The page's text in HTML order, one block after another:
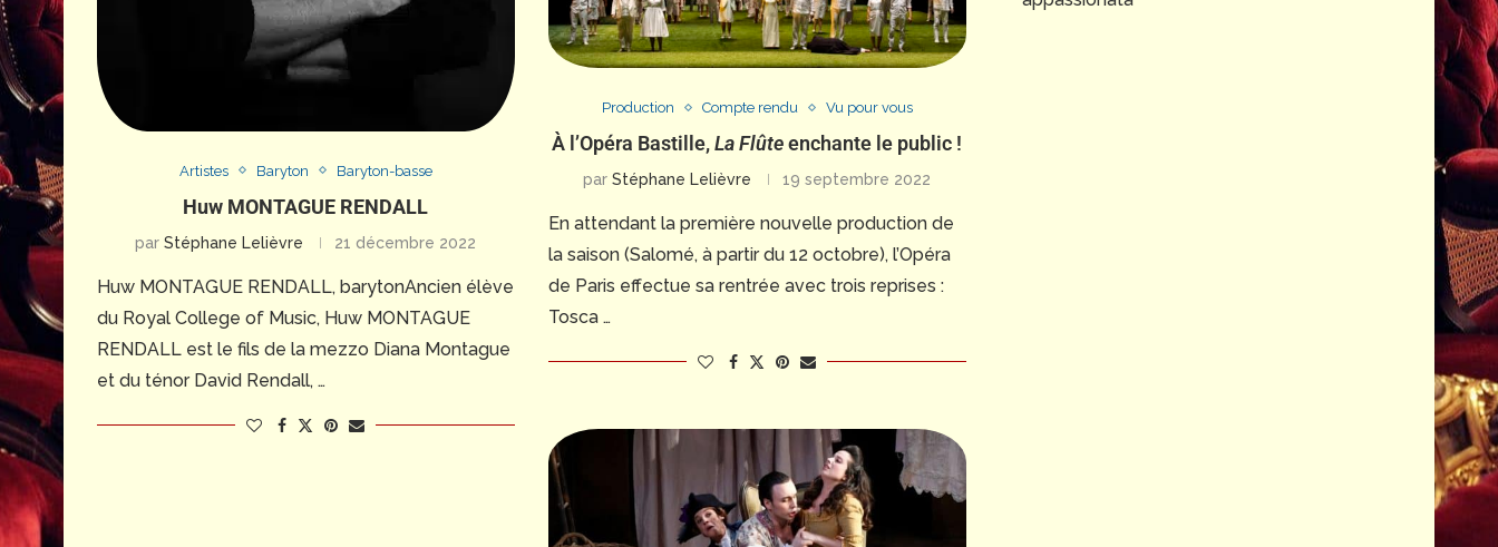
Artistes Baryton Baryton-basse
Huw MONTAGUE RENDALL
parStéphane Lelièvre 21 décembre 2022
Huw MONTAGUE RENDALL, barytonAncien élève
du Royal College of Music, Huw MONTAGUE
RENDALL est le fils de la mezzo Diana Montague
et du ténor David Rendall, …
Production Compte rendu Vu pour vous
À l’Opéra Bastille,La Flûteenchante le public !
parStéphane Lelièvre 19 septembre 2022
En attendant la première nouvelle production de
la saison (Salomé, à partir du 12 octobre), l’Opéra
de Paris effectue sa rentrée avec trois reprises :
Tosca …